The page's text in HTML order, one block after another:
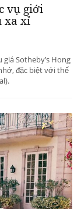
vụ giới
xa xỉ
Sotheby’s Hong
đặc biệt với thế